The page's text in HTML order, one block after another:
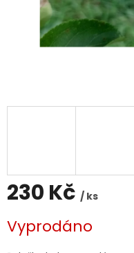
230 Kč / ks
cena:
Vyprodáno